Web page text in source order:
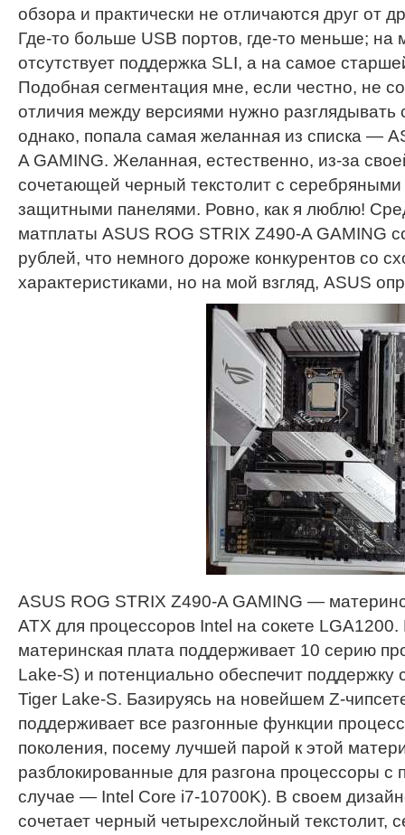
обзора и практически не отличаются друг от
Где-то больше USB портов, где-то меньше; на
отсутствует поддержка SLI, а на самое
Подобная сегментация мне, если честно, не
отличия между версиями нужно разглядывать
однако, попала самая желанная из списка —
A GAMING. Желанная, естественно, из-за
сочетающей черный текстолит с
защитными панелями. Ровно, как я люблю!
матплаты ASUS ROG STRIX Z490-A GAMING
рублей, что немного дороже конкурентов со
характеристиками, но на мой взгляд, ASUS
ASUS ROG STRIX Z490-A GAMING —
ATX для процессоров Intel на сокете
материнская плата поддерживает 10 серию
Lake-S) и потенциально обеспечит поддержку
Tiger Lake-S. Базируясь на новейшем Z-
поддерживает все разгонные функции
поколения, посему лучшей парой к этой
разблокированные для разгона процессоры с
случае — Intel Core i7-10700K). В своем
сочетает черный четырехслойный текстолит,